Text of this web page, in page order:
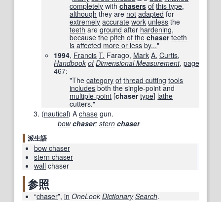
completely withchasers of this type,
although they are not adapted for
extremely accurate work unless the
teeth areground after hardening,
because thepitch of the chaser teeth
is affected more or less by..."
1994, Francis T. Farago, Mark A. Curtis,
Handbook of Dimensional Measurement, page
467:
"Thecategory of thread cutting tools
includes both the single-point and
multiple-point [chaser type] lathe
cutters."
(nautical) A chase gun.
bow chaser; stern chaser
派生語
bow chaser
stern chaser
wall chaser
参照
“chaser”, in OneLook Dictionary Search.